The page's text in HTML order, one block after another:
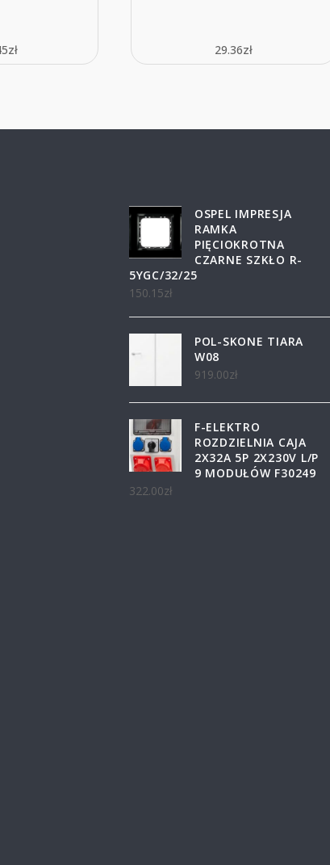
zł 29.36zł
OSPEL IMPRESJA
RAMKA
PIĘCIOKROTNA
CZARNE SZKŁO R-
5YGC/32/25
150.15zł
POL-SKONE TIARA
W08
919.00zł
F-ELEKTRO
ROZDZIELNIA CAJA
2X32A 5P 2X230V L/P
9 MODUŁÓW F30249
322.00zł